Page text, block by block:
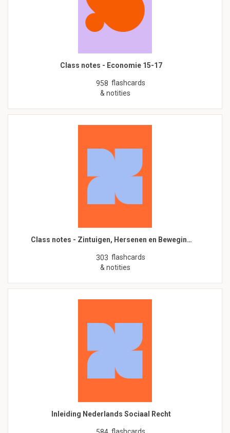
Class notes - Economie 15-17
958 flashcards
& notities
Class notes - Zintuigen, Hersenen en Bewegin…
303 flashcards
& notities
Inleiding Nederlands Sociaal Recht